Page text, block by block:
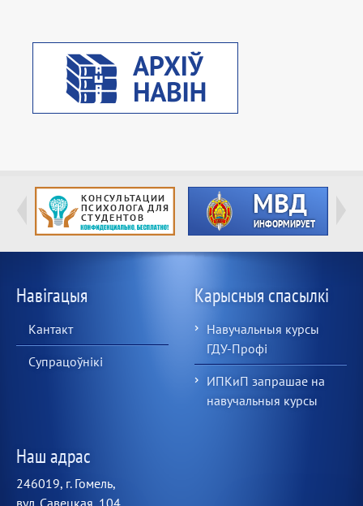
Навігацыя
Кантакт
Супрацоўнікі
Карысныя спасылкі
Навучальныя курсы
ГДУ-Профі
ИПКиП запрашае на
навучальныя курсы
Наш адрас
246019, г. Гомель,